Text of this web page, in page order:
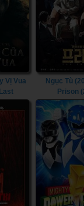
Vị Vua
Ngục Tù
Prison